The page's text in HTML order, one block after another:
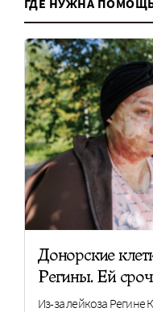
ГДЕ НУЖНА
Донорские
Регины. Ей
Из-за лейкоза Регине